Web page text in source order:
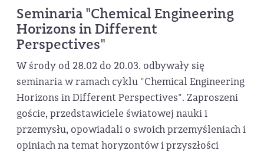
Seminaria "Chemical Engineering
Horizons in Different
Perspectives"
W środy od 28.02 do 20.03. odbywały się
seminaria w ramach cyklu "Chemical Engineering
Horizons in Different Perspectives". Zaproszeni
goście, przedstawiciele światowej nauki i
przemysłu, opowiadali o swoich przemyśleniach i
opiniach na temat horyzontów i przyszłości